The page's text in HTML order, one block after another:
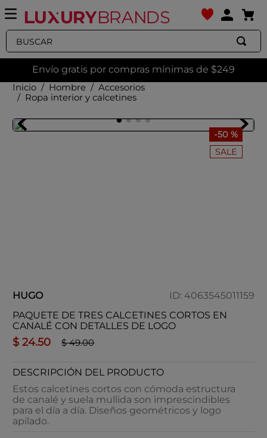
Buscar
Envío gratis por compras mínimas de $249
Hombre
Accesorios
Ropa interior y calcetines
-50 %
SALE
HUGO ID: 4063545011159
PAQUETE DE TRES CALCETINES CORTOS EN
CANALÉ CON DETALLES DE LOGO
$ 24.50 $ 49.00
DESCRIPCIÓN DEL PRODUCTO
Estos calcetines cortos con cómoda estructura
de canalé y suela mullida son imprescindibles
para el día a día. Diseños geométricos y logo
apilado.